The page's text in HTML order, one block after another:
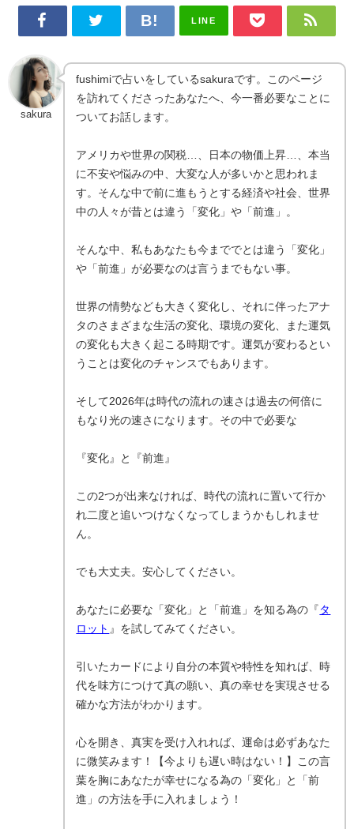
LINE
sakura
fushimiで占いをしているsakuraです。このページ
を訪れてくださったあなたへ、今一番必要なことに
ついてお話します。
アメリカや世界の関税…、日本の物価上昇…、本当
に不安や悩みの中、大変な人が多いかと思われま
す。そんな中で前に進もうとする経済や社会、世界
中の人々が昔とは違う「変化」や「前進」。
そんな中、私もあなたも今まででとは違う「変化」
や「前進」が必要なのは言うまでもない事。
世界の情勢なども大きく変化し、それに伴ったアナ
タのさまざまな生活の変化、環境の変化、また運気
の変化も大きく起こる時期です。運気が変わるとい
うことは変化のチャンスでもあります。
そして2026年は時代の流れの速さは過去の何倍に
もなり光の速さになります。その中で必要な
『変化』と『前進』
この2つが出来なければ、時代の流れに置いて行か
れ二度と追いつけなくなってしまうかもしれませ
ん。
でも大丈夫。安心してください。
あなたに必要な「変化」と「前進」を知る為の『 タ
ロット 』を試してみてください。
引いたカードにより自分の本質や特性を知れば、時
代を味方につけて真の願い、真の幸せを実現させる
確かな方法がわかります。
心を開き、真実を受け入れれば、運命は必ずあなた
に微笑みます！【今よりも遅い時はない！】この言
葉を胸にあなたが幸せになる為の「変化」と「前
進」の方法を手に入れましょう！